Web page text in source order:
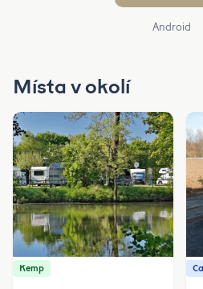
Android
Místa v okolí
Kemp